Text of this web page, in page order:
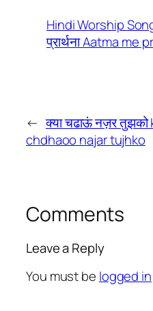
Hindi Worship
प्रार्थना Aatma me
← क्या चढाऊं नज़र तुझको
chdhaoo najar tujhko
Comments
Leave a Reply
You must be logged in